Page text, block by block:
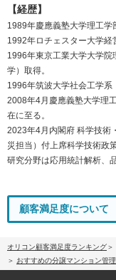
【経歴】
1989年慶應義塾大学理工学
1992年ロチェスター大学経
1996年東京工業大学大学院
学）取得。
1996年筑波大学社会工学系
2008年4月慶應義塾大学理
在に至る。
2023年4月内閣府 科学技術
災担当）付上席科学技術政
研究分野は応用統計解析、
顧客満足度について
オリコン顧客満足度ランキング
おすすめの分譲マンション管